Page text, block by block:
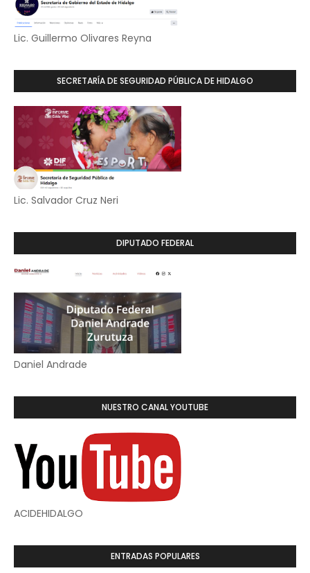
Lic. Guillermo Olivares Reyna
SECRETARÍA DE SEGURIDAD PÚBLICA DE HIDALGO
Lic. Salvador Cruz Neri
DIPUTADO FEDERAL
Daniel Andrade
NUESTRO CANAL YOUTUBE
ACIDEHIDALGO
ENTRADAS POPULARES